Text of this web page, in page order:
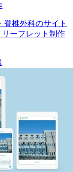
椎外科のサイト
ーフレット制作